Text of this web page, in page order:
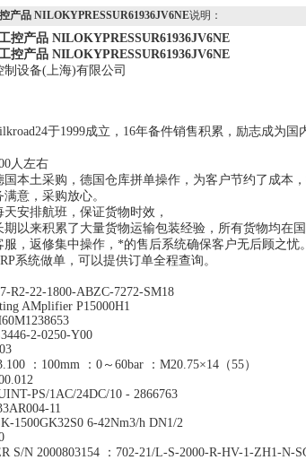
产品 NILOKYPRESSUR61936JV6NE说明：
控产品 NILOKYPRESSUR61936JV6NE
控产品 NILOKYPRESSUR61936JV6NE
制设备(上海)有限公司
于1999成立，16年备件销售积累，励志成为
人左右
国本土采购，德国仓库拼单操作，为客户节约了成本
意，采购放心。
安排航班，保证货物时效，
以来积累了大量货物运输包装经验，所有货物均在
，返修集中操作，*的售后系统确保客户无后顾之忧。
系统做单，可以提供订单全程查询。
R2-22-1800-ABZC-7272-SM18
AMplifier P15000H1
2-0250-Y00
：100mm ：0～60bar ：M20.75×14（55）
PS/1AC/24DC/10 - 2866763
11
1500GK32S0 6-42Nm3/h DN1/2
S/N 2000803154 ：702-21/L-S-2000-R-HV-1-ZH1-N-